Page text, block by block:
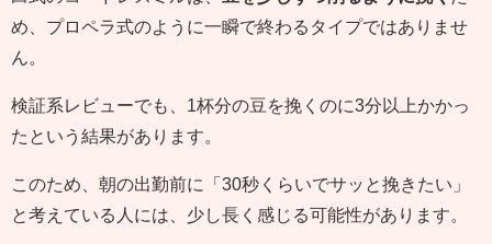
め、プロペラ式のように一瞬で終わるタイプではありませ
ん。
検証系レビューでも、1杯分の豆を挽くのに3分以上かかっ
たという結果があります。
このため、朝の出勤前に「30秒くらいでサッと挽きたい」
と考えている人には、少し長く感じる可能性があります。